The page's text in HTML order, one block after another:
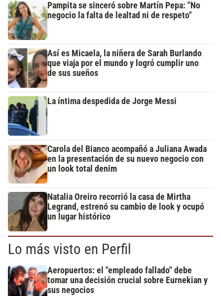
Pampita se sinceró sobre Martín Pepa: "No
negocio la falta de lealtad ni de respeto"
Así es Micaela, la niñera de Sarah Burlando
que viaja por el mundo y logró cumplir uno
de sus sueños
La íntima despedida de Jorge Messi
Carola del Bianco acompañó a Juliana Awada
en la presentación de su nuevo negocio con
un look total denim
Natalia Oreiro recorrió la casa de Mirtha
Legrand, estrenó su cambio de look y ocupó
un lugar histórico
Lo más visto en Perfil
Aeropuertos: el "empleado fallado" debe
tomar una decisión crucial sobre Eurnekian y
sus negocios